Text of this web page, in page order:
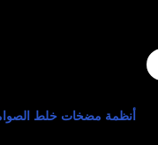
أنظمة مضخات خلط